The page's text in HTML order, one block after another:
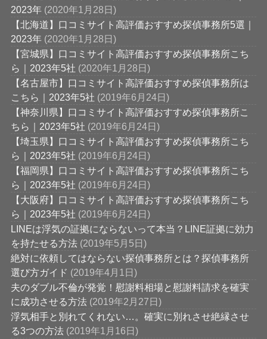
2023年 (2020年1月28日)
【北海道】口コミサイト高評価おすすめ探偵事務所5選｜
2023年 (2020年1月28日)
【宮城県】口コミサイト高評価おすすめ探偵事務所こち
ら｜2023年5社 (2020年1月28日)
【名古屋市】口コミサイト高評価おすすめ探偵事務所は
こちら｜2023年5社 (2019年6月24日)
【神奈川県】口コミサイト高評価おすすめ探偵事務所こ
ちら｜2023年5社 (2019年6月24日)
【埼玉県】口コミサイト高評価おすすめ探偵事務所こち
ら｜2023年5社 (2019年6月24日)
【福岡県】口コミサイト高評価おすすめ探偵事務所こち
ら｜2023年5社 (2019年6月24日)
【大阪府】口コミサイト高評価おすすめ探偵事務所こち
ら｜2023年5社 (2019年6月24日)
LINEは浮気の証拠にならないって本当？LINE証拠に効力
を持たせる方法 (2019年5月5日)
絶対に依頼してはならない探偵事務所とは？探偵事務所
選び方ガイド (2019年4月1日)
夫のダブル不倫が発覚！慰謝料相場と慰謝料請求を確実
に成功させる方法 (2019年2月27日)
浮気相手と別れてくれない…。確実に別れさせ絶縁させ
る3つの方法 (2019年1月16日)